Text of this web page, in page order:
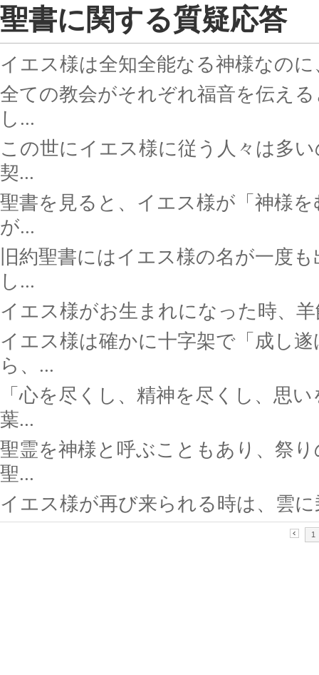
聖書に関する質疑応答
イエス様は全知全能なる神様なの
全ての教会がそれぞれ福音を伝え
し...
この世にイエス様に従う人々は多
契...
聖書を見ると、イエス様が「神様
が...
旧約聖書にはイエス様の名が一度
し...
イエス様がお生まれになった時、
イエス様は確かに十字架で「成し
ら、...
「心を尽くし、精神を尽くし、思
葉...
聖霊を神様と呼ぶこともあり、祭
聖...
イエス様が再び来られる時は、雲
1